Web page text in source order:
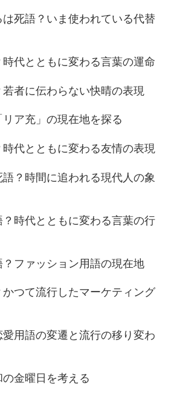
死語？いま使われている代替
時代とともに変わる言葉の運命
者に伝わらない快晴の表現
ア充」の現在地を探る
代とともに変わる友情の表現
？時間に追われる現代人の象
時代とともに変わる言葉の行
ファッション用語の現在地
つて流行したマーケティング
用語の変遷と流行の移り変わ
金曜日を考える